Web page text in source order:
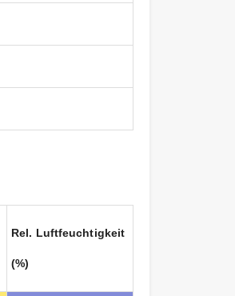
Rel. Luftfeuchtigkeit
(%)